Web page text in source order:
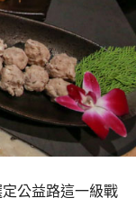
公益路這一級戰